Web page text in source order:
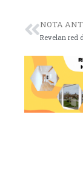
NOTA